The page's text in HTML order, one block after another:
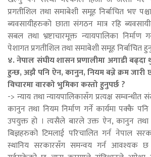
प्रगतीशिल तथा समाबेशी समूह निर्बाचित भए
ब्यवसायीहरुको छाता संगठन मात्र रहि
सबल तथा भ्रष्टाचारमूक्त न्यायपालिका
पेशागत प्रगतीशिल तथा समाबेशी समूह निर्बाचित
४. नेपाल संघीय शासन प्रणालीमा अगाडी
हुन्छ, अझै पनि ऐन, कानुन, नियम बन्ने क्रम जारी
विचारमा वारको भुमिका कस्तो हुनुपर्छ ?
-> न्याय तथा न्यायपालिकासँग प्रत्यक्ष
कानुन तथा नियम निर्माण गर्ने कार्यमा पक्कै
उपयुक्त हो । त्यसैले बारले उक्त ऐन, कानुन तथा
बिज्ञहरुको टिमलाई परिचालित गर्न नेपाल
स्थानिय सरकारसँग समन्वय गर्न आवश्यक